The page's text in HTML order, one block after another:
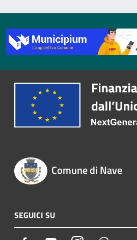
Comune di Nave
SEGUICI SU